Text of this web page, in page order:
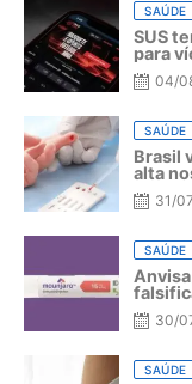
SAÚDE
SUS
para
04/
SAÚDE
Brasil
alta
31/
SAÚDE
riscos
30/
SAÚDE